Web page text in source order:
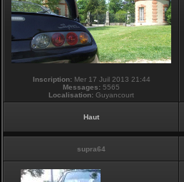
Inscription:Mer 17 Juil 2013 21:44
Messages: 5565
Localisation: Guyancourt
Haut
supra64